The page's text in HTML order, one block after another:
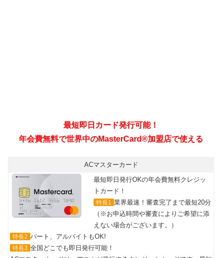
最短即日カード発行可能！
年会費無料で世界中のMasterCard®加盟店で使える
ACマスターカード
最短即日発行OKの年会費無料クレジッ
トカード！
特長1 業界最速！審査完了まで最短20分
（※お申込時間や審査によりご希望に添
えない場合がございます。）
特長2 パート、アルバイトもOK!
特長3 全国どこでも即日発行可能！